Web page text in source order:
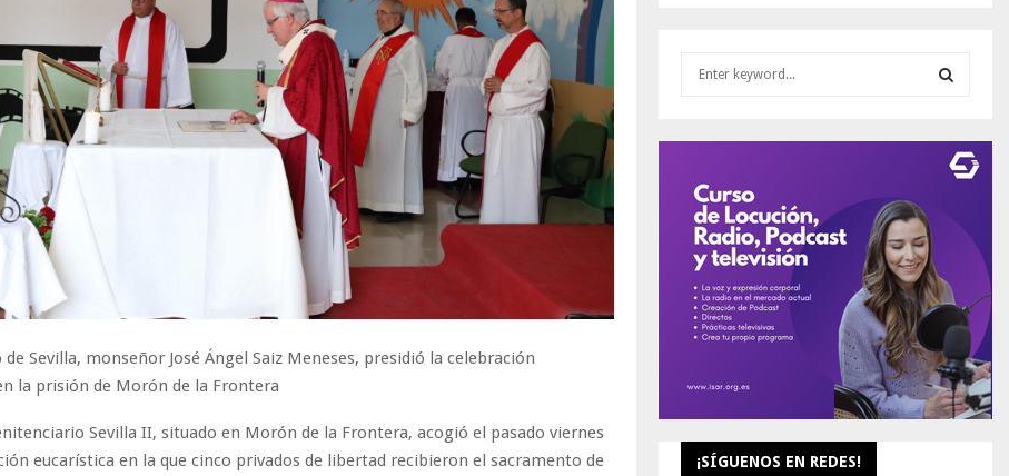
de Sevilla, monseñor José Ángel Saiz Meneses, presidió la celebración
la prisión de Morón de la Frontera
Sevilla II, situado en Morón de la Frontera, acogió el pasado viernes
eucarística en la que cinco privados de libertad recibieron el sacramento de
C
H
¡SÍGUENOS EN REDES!